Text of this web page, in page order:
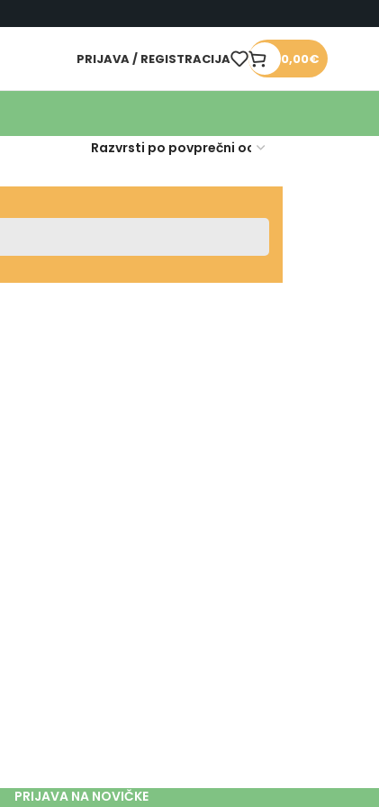
PRIJAVA / REGISTRACIJA 0,00€
PRIJAVA NA NOVIČKE